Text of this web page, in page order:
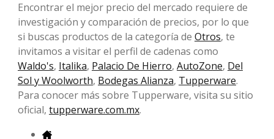
Encontrar el mejor precio del mercado requiere de
investigación y comparación de precios, por lo que
si buscas productos de la categoría de Otros, te
invitamos a visitar el perfil de cadenas como
Waldo's, Italika, Palacio De Hierro, AutoZone, Del
Sol y Woolworth, Bodegas Alianza, Tupperware.
Para conocer más sobre Tupperware, visita su sitio
oficial, tupperware.com.mx.